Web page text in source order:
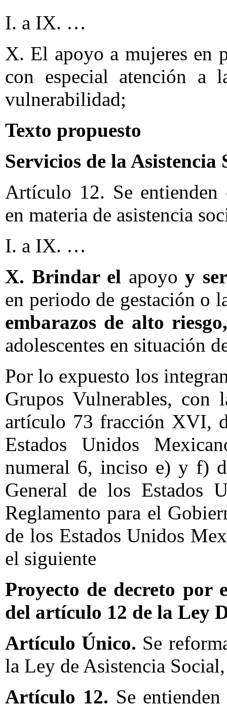
I. a IX. …
X. El apoyo a mujeres en
con especial atención a
vulnerabilidad;
Texto propuesto
Servicios de la Asistencia
Artículo 12. Se entienden
en materia de asistencia
I. a IX. …
X. Brindar el apoyoy
en periodo de gestación o
embarazos de alto
adolescentes en situación
Por lo expuesto los
Grupos Vulnerables, con
artículo 73 fracción XVI,
Estados Unidos
numeral 6, inciso e) y f)
General de los Estados
Reglamento para el
de los Estados Unidos
el siguiente
Proyecto de decreto por
del artículo 12 de la Ley
Artículo Único. Se
la Ley de Asistencia
Artículo 12. Se